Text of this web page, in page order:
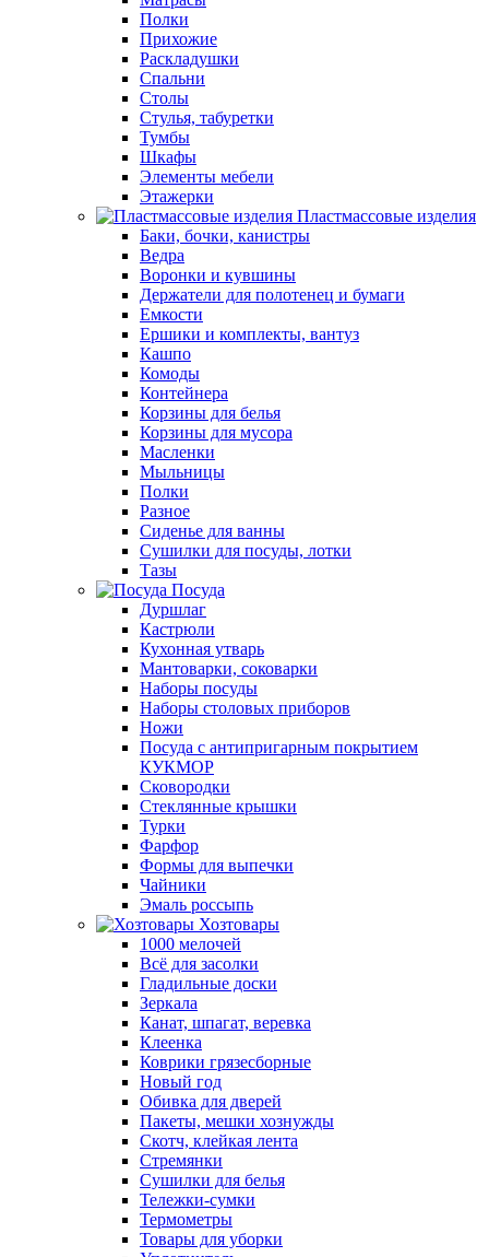
Полки
Прихожие
Раскладушки
Спальни
Столы
Стулья, табуретки
Тумбы
Шкафы
Элементы мебели
Этажерки
Пластмассовые изделия
Баки, бочки, канистры
Ведра
Воронки и кувшины
Держатели для полотенец и бумаги
Емкости
Ершики и комплекты, вантуз
Кашпо
Комоды
Контейнера
Корзины для белья
Корзины для мусора
Масленки
Мыльницы
Полки
Разное
Сиденье для ванны
Сушилки для посуды, лотки
Тазы
Посуда
Дуршлаг
Кастрюли
Кухонная утварь
Мантоварки, соковарки
Наборы посуды
Наборы столовых приборов
Ножи
Посуда с антипригарным покрытием
КУКМОР
Сковородки
Стеклянные крышки
Турки
Фарфор
Формы для выпечки
Чайники
Эмаль россыпь
Хозтовары
1000 мелочей
Всё для засолки
Гладильные доски
Зеркала
Канат, шпагат, веревка
Клеенка
Коврики грязесборные
Новый год
Обивка для дверей
Пакеты, мешки хознужды
Скотч, клейкая лента
Стремянки
Сушилки для белья
Тележки-сумки
Термометры
Товары для уборки